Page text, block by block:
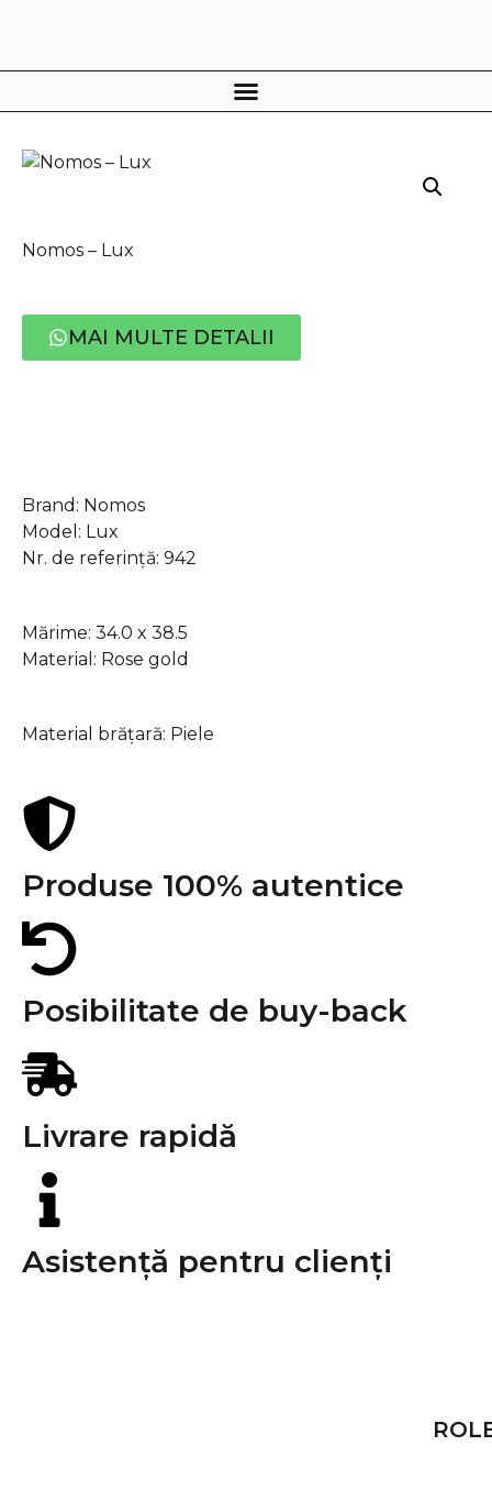
Nomos – Lux
MAI MULTE DETALII
Brand: Nomos
Model: Lux
Nr. de referință: 942
Mărime: 34.0 x 38.5
Material: Rose gold
Material brățară: Piele
Produse 100% autentice
Posibilitate de buy-back
Livrare rapidă
Asistență pentru clienți